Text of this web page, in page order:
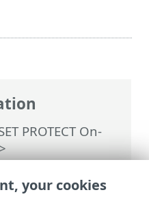
PROTECT On-
et de
pour
your cookies